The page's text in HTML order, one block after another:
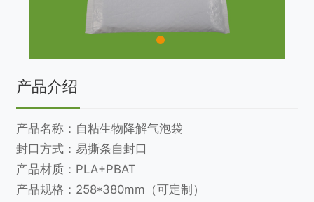
产品介绍
产品名称：自粘生物降解气泡袋
封口方式：易撕条自封口
产品材质：PLA+PBAT
产品规格：258*380mm（可定制）